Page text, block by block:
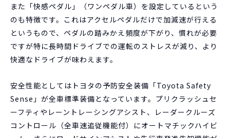
また「快感ペダル」（ワンペダル車）を設定しているという
のも特徴です。これはアクセルペダルだけで加減速が行える
というもので、ペダルの踏みかえ頻度が下がり、慣れが必要
ですが特に長時間ドライブでの運転のストレスが減り、より
快適なドライブが味わえます。
安全性能としてはトヨタの予防安全装備「Toyota Safety
Sense」が全車標準装備となっています。プリクラッシュセ
ーフティやレーントレーシングアシスト、レーダークルーズ
コントロール（全車速追従機能付）にオートマチックハイビ